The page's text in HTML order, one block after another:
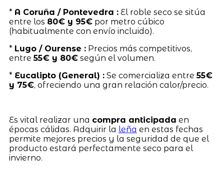
* A Coruña / Pontevedra :El roble seco se sitúa
entre los 80€ y 95€por metro cúbico
(habitualmente con envío incluido).
* Lugo / Ourense :Precios más competitivos,
entre55€ y 80€según el volumen.
* Eucalipto (General) :Se comercializa entre55€
y 75€, ofreciendo una gran relación calor/precio.
Es vital realizar una compra anticipada en
épocas cálidas. Adquirir la leña en estas fechas
permite mejores precios y la seguridad de que el
producto estará perfectamente seco para el
invierno.